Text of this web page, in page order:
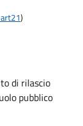
)
di rilascio
pubblico